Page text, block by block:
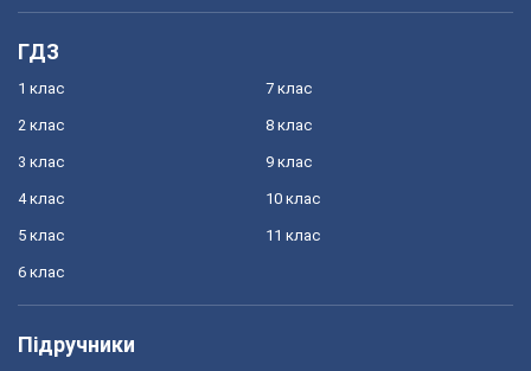
ГДЗ
1 клас
2 клас
3 клас
4 клас
5 клас
6 клас
7 клас
8 клас
9 клас
10 клас
11 клас
Підручники